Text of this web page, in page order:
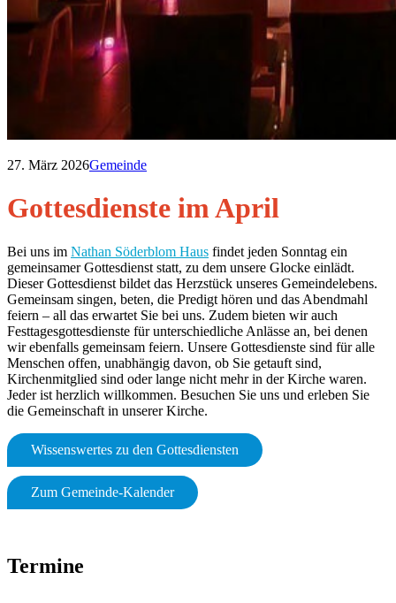
27. März 2026Gemeinde
Gottesdienste im April
Bei uns im Nathan Söderblom Haus findet jeden Sonntag ein
gemeinsamer Gottesdienst statt, zu dem unsere Glocke einlädt.
Dieser Gottesdienst bildet das Herzstück unseres Gemeindelebens.
Gemeinsam singen, beten, die Predigt hören und das Abendmahl
feiern – all das erwartet Sie bei uns. Zudem bieten wir auch
Festtagesgottesdienste für unterschiedliche Anlässe an, bei denen
wir ebenfalls gemeinsam feiern. Unsere Gottesdienste sind für alle
Menschen offen, unabhängig davon, ob Sie getauft sind,
Kirchenmitglied sind oder lange nicht mehr in der Kirche waren.
Jeder ist herzlich willkommen. Besuchen Sie uns und erleben Sie
die Gemeinschaft in unserer Kirche.
Wissenswertes zu den Gottesdiensten
Zum Gemeinde-Kalender
Termine